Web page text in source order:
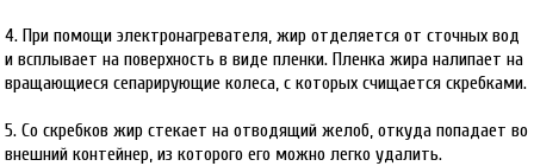
4. При помощи электронагревателя, жир отделяется от сточных вод
и всплывает на поверхность в виде пленки. Пленка жира налипает на
вращающиеся сепарирующие колеса, с которых счищается скребками.
5. Со скребков жир стекает на отводящий желоб, откуда попадает во
внешний контейнер, из которого его можно легко удалить.